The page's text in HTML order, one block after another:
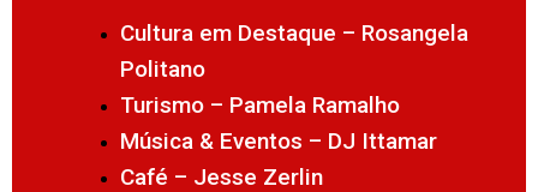
Cultura em Destaque – Rosangela
Politano
Turismo – Pamela Ramalho
Música & Eventos – DJ Ittamar
Café – Jesse Zerlin